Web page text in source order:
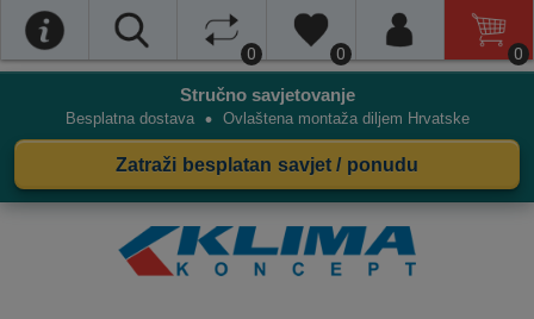
0 0 0
Stručno savjetovanje
Besplatna dostava • Ovlaštena montaža diljem Hrvatske
Zatraži besplatan savjet / ponudu